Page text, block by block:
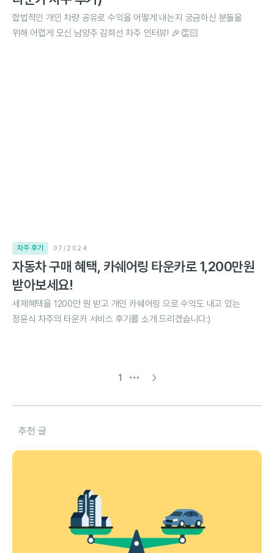
합법적인 개인 차량 공유로 수익을 어떻게 내는지 궁금하신 분들을
위해 어렵게 모신 남양주 김희선 차주 인터뷰! 🎉👏🏻
차주 후기 07/2024
자동차 구매 혜택, 카쉐어링 타운카로 1,200만원
받아보세요!
세제혜택을 1200만 원 받고 개인 카쉐어링 으로 수익도 내고 있는
정윤식 차주의 타운카 서비스 후기를 소개 드리겠습니다:)
1 ∙∙∙
추천 글